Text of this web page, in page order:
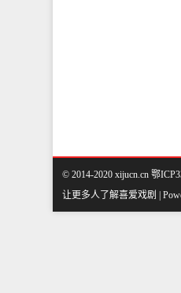
© 2014-2020 xijucn.cn 鄂
让更多人了解喜爱戏剧 |